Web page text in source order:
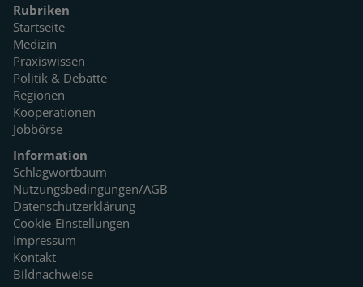
Rubriken
Startseite
Medizin
Praxiswissen
Politik & Debatte
Regionen
Kooperationen
Jobbörse
Information
Schlagwortbaum
Nutzungsbedingungen/AGB
Datenschutzerklärung
Cookie-Einstellungen
Impressum
Kontakt
Bildnachweise